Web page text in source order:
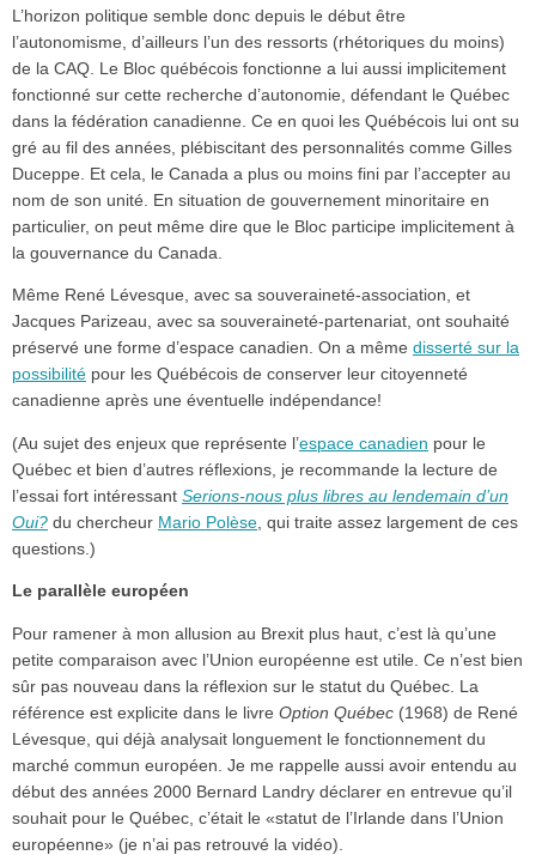
L’horizon politique semble donc depuis le début être
l’autonomisme, d’ailleurs l’un des ressorts (rhétoriques du moins)
de la CAQ. Le Bloc québécois fonctionne a lui aussi implicitement
fonctionné sur cette recherche d’autonomie, défendant le Québec
dans la fédération canadienne. Ce en quoi les Québécois lui ont su
gré au fil des années, plébiscitant des personnalités comme Gilles
Duceppe. Et cela, le Canada a plus ou moins fini par l’accepter au
nom de son unité. En situation de gouvernement minoritaire en
particulier, on peut même dire que le Bloc participe implicitement à
la gouvernance du Canada.
Même René Lévesque, avec sa souveraineté-association, et
Jacques Parizeau, avec sa souveraineté-partenariat, ont souhaité
préservé une forme d’espace canadien. On a même disserté sur la
possibilité pour les Québécois de conserver leur citoyenneté
canadienne après une éventuelle indépendance!
(Au sujet des enjeux que représente l’espace canadien pour le
Québec et bien d’autres réflexions, je recommande la lecture de
l’essai fort intéressant Serions-nous plus libres au lendemain d’un
Oui? du chercheur Mario Polèse , qui traite assez largement de ces
questions.)
Le parallèle européen
Pour ramener à mon allusion au Brexit plus haut, c’est là qu’une
petite comparaison avec l’Union européenne est utile. Ce n’est bien
sûr pas nouveau dans la réflexion sur le statut du Québec. La
référence est explicite dans le livre Option Québec (1968) de René
Lévesque, qui déjà analysait longuement le fonctionnement du
marché commun européen. Je me rappelle aussi avoir entendu au
début des années 2000 Bernard Landry déclarer en entrevue qu’il
souhait pour le Québec, c’était le «statut de l’Irlande dans l’Union
européenne» (je n’ai pas retrouvé la vidéo).